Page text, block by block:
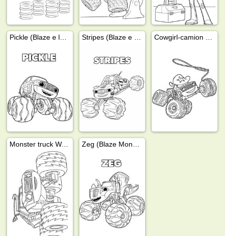
Monster truck Watts